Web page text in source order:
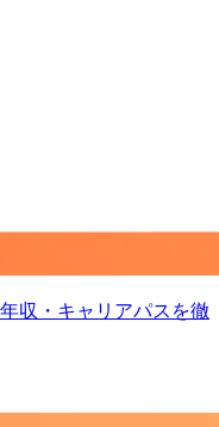
収・キャリアパスを徹